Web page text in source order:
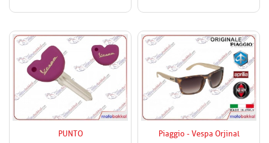
PUNTO Piaggio - Vespa Orjinal